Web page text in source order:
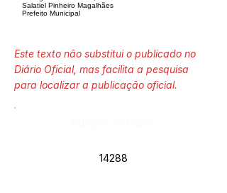
Salatiel Pinheiro Magalhães
Prefeito Municipal
Este texto não substitui o publicado no
Diário Oficial, mas facilita a pesquisa
para localizar a publicação oficial.
14288